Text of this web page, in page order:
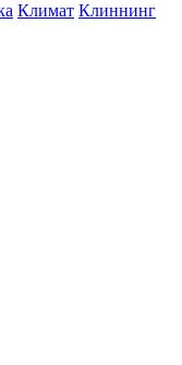
Климат Клиннинг